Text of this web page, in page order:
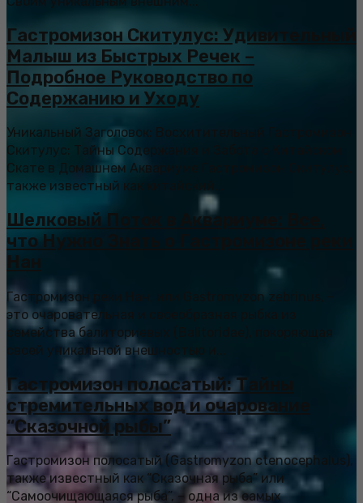
Гастромизон Скитулус: Удивительный
Малыш из Быстрых Речек –
Подробное Руководство по
Содержанию и Уходу
Уникальный Заголовок: Восхитительный Гастромизон
Скитулус: Тайны Содержания и Забота о Китайском
Скате в Домашнем Аквариуме Гастромизон Скитулус,
также известный как китайский...
Шелковый Поток в Аквариуме: Все,
что Нужно Знать о Гастромизоне реки
Нан
Гастромизон реки Нан, или Gastromyzon zebrinus, –
это очаровательная и своеобразная рыбка из
семейства балиториевых (Balitoridae), покоряющая
своей уникальной внешностью и...
Гастромизон полосатый: Тайны
стремительных вод и очарование
“Сказочной рыбы”
Гастромизон полосатый (Gastromyzon ctenocephalus),
также известный как “Сказочная рыба” или
“Самоочищающаяся рыба”, – одна из самых